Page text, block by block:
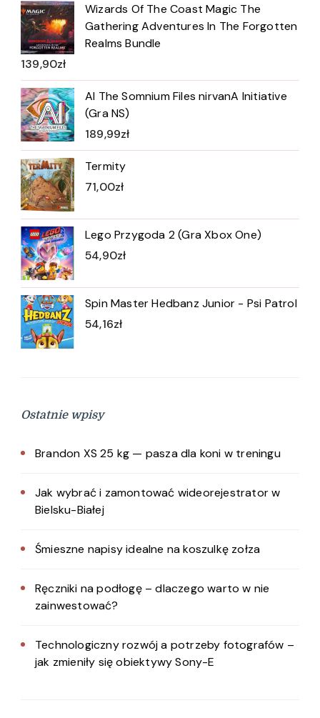
Wizards Of The Coast Magic The
Gathering Adventures In The Forgotten
Realms Bundle
139,90zł
AI The Somnium Files nirvanA Initiative
(Gra NS)
189,99zł
Termity
71,00zł
Lego Przygoda 2 (Gra Xbox One)
54,90zł
Spin Master Hedbanz Junior - Psi Patrol
54,16zł
Ostatnie wpisy
Brandon XS 25 kg — pasza dla koni w treningu
Jak wybrać i zamontować wideorejestrator w
Bielsku-Białej
Śmieszne napisy idealne na koszulkę zołza
Ręczniki na podłogę – dlaczego warto w nie
zainwestować?
Technologiczny rozwój a potrzeby fotografów –
jak zmieniły się obiektywy Sony-E